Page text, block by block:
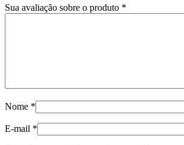
Sua avaliação sobre o produto *
Nome *
E-mail *